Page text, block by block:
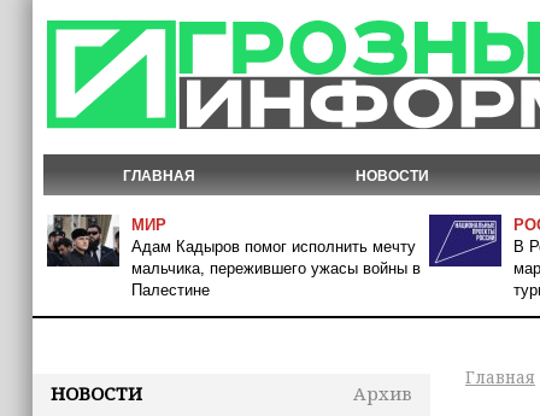
ГЛАВНАЯ НОВОСТИ
МИР
Адам Кадыров помог исполнить мечту
мальчика, пережившего ужасы войны в
Палестине
В
НОВОСТИ
Архив
Главная